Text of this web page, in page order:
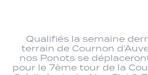
Qualifiés la semaine
terrain de Cournon
nos Ponots se
pour le 7ème tour de la